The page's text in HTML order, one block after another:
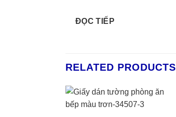
ĐỌC TIẾP
RELATED PRODUCTS